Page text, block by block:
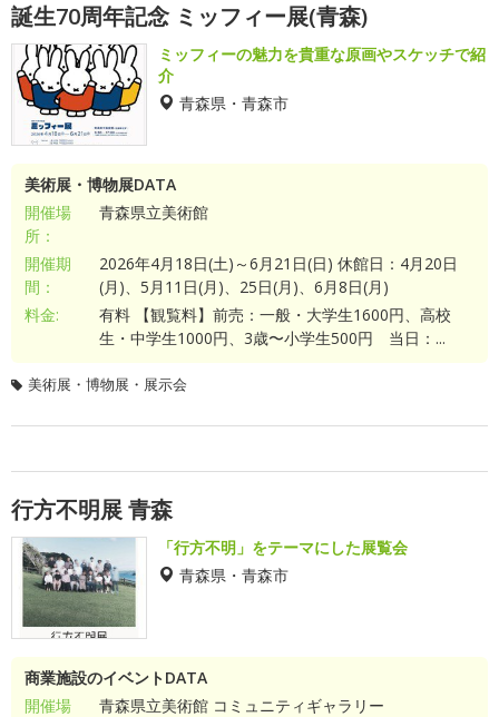
誕生70周年記念 ミッフィー展(青森)
ミッフィーの魅力を貴重な原画やスケッチで紹
介
青森県・青森市
美術展・博物展DATA
開催場
所：
青森県立美術館
開催期
間：
2026年4月18日(土)～6月21日(日) 休館日：4月20日
(月)、5月11日(月)、25日(月)、6月8日(月)
料金:
有料 【観覧料】前売：一般・大学生1600円、高校
生・中学生1000円、3歳〜小学生500円 当日：...
美術展・博物展・展示会
行方不明展 青森
「行方不明」をテーマにした展覧会
青森県・青森市
商業施設のイベントDATA
開催場
青森県立美術館 コミュニティギャラリー